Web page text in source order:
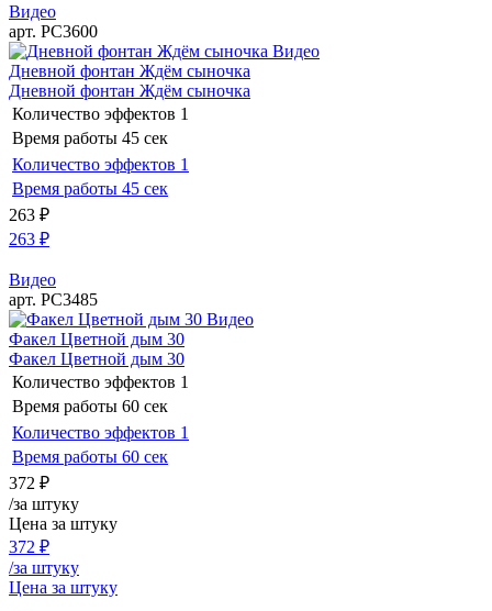
Видео
арт. РС3600
Видео
Дневной фонтан Ждём сыночка
Дневной фонтан Ждём сыночка
Количество эффектов 1
Время работы 45 сек
Количество эффектов 1
Время работы 45 сек
263 ₽
263 ₽
Видео
арт. РС3485
Видео
Факел Цветной дым 30
Факел Цветной дым 30
Количество эффектов 1
Время работы 60 сек
Количество эффектов 1
Время работы 60 сек
372 ₽
/за штуку
Цена за штуку
372 ₽
/за штуку
Цена за штуку